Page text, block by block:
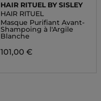
HAIR RITUEL BY SISLEY
HAIR RITUEL
Masque Purifiant Avant-
Shampoing à l'Argile
Blanche
101,00 €